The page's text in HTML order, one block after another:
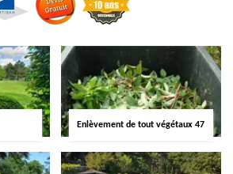
Enlèvement de tout végétaux 47